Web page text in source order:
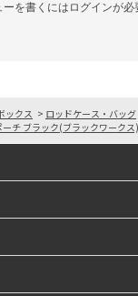
を書くには ログインが必
ックス > ロッドケース・バッグ
チ ブラック(ブラックワーク